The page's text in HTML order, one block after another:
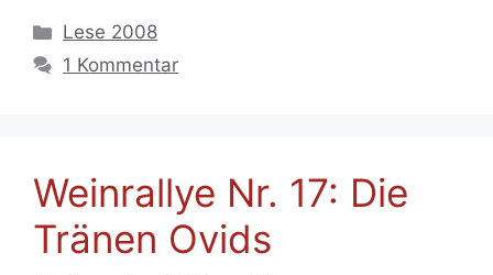
Kategorien
Lese 2008
1 Kommentar
Weinrallye Nr. 17: Die
Tränen Ovids